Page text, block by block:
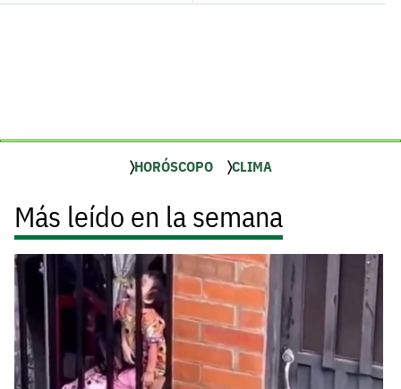
HORÓSCOPO CLIMA
Más leído en la semana